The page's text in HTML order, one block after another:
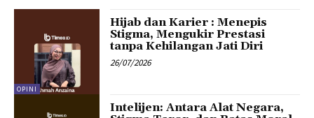
OPINI
Hijab dan Karier : Menepis
Stigma, Mengukir Prestasi
tanpa Kehilangan Jati Diri
26/07/2026
Intelijen: Antara Alat Negara,